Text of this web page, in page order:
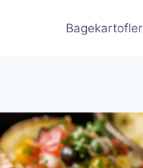
Bagekartofler